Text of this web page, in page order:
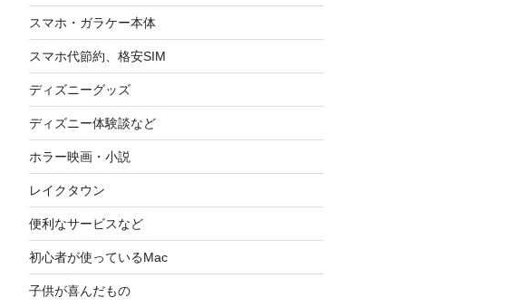
スマホ・ガラケー本体
スマホ代節約、格安SIM
ディズニーグッズ
ディズニー体験談など
ホラー映画・小説
レイクタウン
便利なサービスなど
初心者が使っているMac
子供が喜んだもの